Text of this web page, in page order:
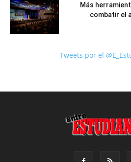
Más
combatir el
Tweets por el